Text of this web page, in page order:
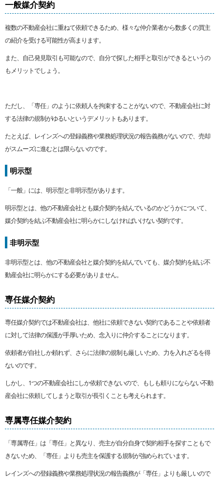
一般媒介契約
複数の不動産会社に重ねて依頼できるため、様々な仲介業者から数多くの買主
の紹介を受ける可能性が高まります。
また、自己発見取引も可能なので、自分で探した相手と取引ができるというの
もメリットでしょう。
ただし、「専任」のように依頼人を拘束することがないので、不動産会社に対
する法律の規制がゆるいというデメリットもあります。
たとえば、レインズへの登録義務や業務処理状況の報告義務がないので、売却
がスムーズに進むとは限らないのです。
明示型
「一般」には、明示型と非明示型があります。
明示型とは、他の不動産会社とも媒介契約を結んでいるのかどうかについて、
媒介契約を結ぶ不動産会社に明らかにしなければいけない契約です。
非明示型
非明示型とは、他の不動産会社と媒介契約を結んでいても、媒介契約を結ぶ不
動産会社に明らかにする必要がありません。
専任媒介契約
専任媒介契約では不動産会社は、他社に依頼できない契約であることや依頼者
に対して法律の保護が手厚いため、念入りに仲介することになります。
依頼者が自社しか頼れず、さらに法律の規制も厳しいため、力を入れざるを得
ないのです。
しかし、1つの不動産会社にしか依頼できないので、もしも頼りにならない不動
産会社に依頼してしまうと取引が長引くことも考えられます。
専属専任媒介契約
「専属専任」は「専任」と異なり、売主が自分自身で契約相手を探すこともで
きないため、「専任」よりも売主を保護する規制が強められています。
レインズへの登録義務や業務処理状況の報告義務が「専任」よりも厳しいので